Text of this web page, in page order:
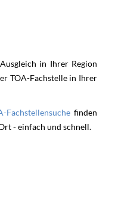
in Ihrer Region
TOA-Fachstelle in Ihrer
Fachstellensuche finden
- einfach und schnell.